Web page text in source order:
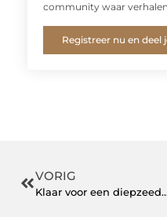
community waar
Registreer nu en deel
VORIG
Klaar voor een diepzeeduik? Denk